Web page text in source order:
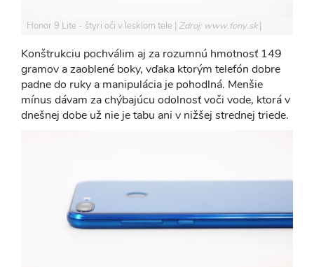
Honor 9 Lite - štyri oči v lesklom tele Zdroj: www.fony.sk
Konštrukciu pochválim aj za rozumnú hmotnosť 149
gramov a zaoblené boky, vďaka ktorým telefón dobre
padne do ruky a manipulácia je pohodlná. Menšie
mínus dávam za chýbajúcu odolnosť voči vode, ktorá v
dnešnej dobe už nie je tabu ani v nižšej strednej triede.